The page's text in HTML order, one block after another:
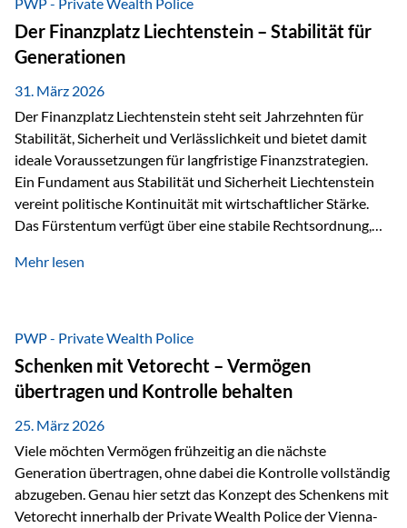
heißt das:Diese Gelder gehören im Konkursfall nicht zur
allgemeinen Konkursmasse, sondern werden ausschließlich
zur Erfüllung…
Der Finanzplatz Liechtenstein – Stabilität für
Generationen
31. März 2026
Der Finanzplatz Liechtenstein steht seit Jahrzehnten für
Stabilität, Sicherheit und Verlässlichkeit und bietet damit
ideale Voraussetzungen für langfristige Finanzstrategien.
Ein Fundament aus Stabilität und Sicherheit Liechtenstein
vereint politische Kontinuität mit wirtschaftlicher Stärke.
Das Fürstentum verfügt über eine stabile Rechtsordnung,
monarchischen Elementen basiert. Diese Struktur schafft
und Unternehmen. Ein wesentliches Merkmal ist die
Staatsfinanzierung: Liechtenstein weist keine
Staatsschulden auf, und der Schutz der wirtschaftlichen
Interessen der Bevölkerung ist in der Verfassung verankert.
Besonders hervorzuheben ist hierbei Artikel 14 der
liechtensteinischen Verfassung. Darin…
Mehr lesen
PWP - Private Wealth Police
Schenken mit Vetorecht – Vermögen
übertragen und Kontrolle behalten
25. März 2026
Viele möchten Vermögen frühzeitig an die nächste
Generation übertragen, ohne dabei die Kontrolle vollständig
abzugeben. Genau hier setzt das Konzept des Schenkens mit
Vetorecht innerhalb der Private Wealth Police der Vienna-